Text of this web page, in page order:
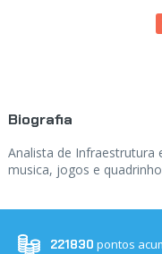
Biografia
Analista de Infraestrutura
musica, jogos e
221830 pontos